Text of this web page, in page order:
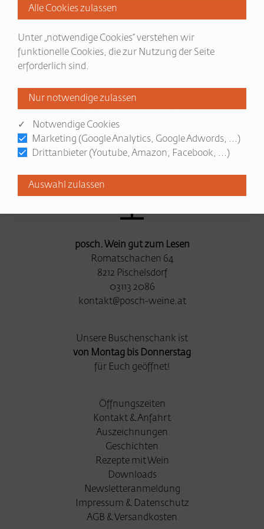
bestellen.
Offizieller Ticketverkauf
zurück blättern weiter blättern
posch. Wein gut zum Lesen
Romatschachen 64
8212 Pischelsdorf
03113 2086
kontakt@posch-weine.at
Unsere Buschenschank ist
von Montag bis Donnerstag
für Euch geöffnet!
Öffnungszeiten
Kontakt & Anfahrt
Auszeichnungen
Geschichten
Rezepte mit Wein
Downloads
Newsletteranmeldung
Impressum & Datenschutz
AGB & Versandkosten
Unter „notwendige Cookies“ verstehen wir
funktionelle Cookies, die zur Nutzung der Seite
erforderlich sind.
✓ Notwendige Cookies
Marketing (Google Analytics, Google Adwords, ...)
Drittanbieter (Youtube, Amazon, Facebook, ...)